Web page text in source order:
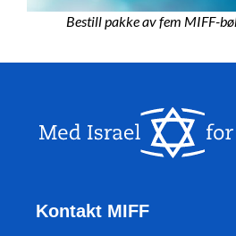
Bestill pakke av fem MIFF-
Kontakt MIFF